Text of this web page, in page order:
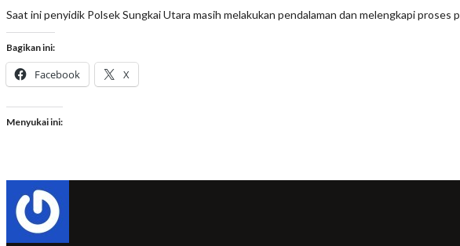
Saat ini penyidik Polsek Sungkai Utara masih melakukan pendalaman dan melengkapi
Bagikan ini:
Facebook X
Menyukai ini: